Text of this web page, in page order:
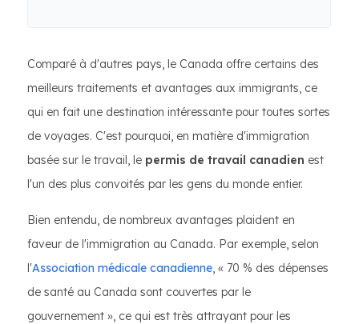
Comparé à d'autres pays, le Canada offre certains des
meilleurs traitements et avantages aux immigrants, ce
qui en fait une destination intéressante pour toutes sortes
de voyages. C'est pourquoi, en matière d'immigration
basée sur le travail, le permis de travail canadien est
l'un des plus convoités par les gens du monde entier.
Bien entendu, de nombreux avantages plaident en
faveur de l'immigration au Canada. Par exemple, selon
l'Association médicale canadienne, « 70 % des dépenses
de santé au Canada sont couvertes par le
gouvernement », ce qui est très attrayant pour les